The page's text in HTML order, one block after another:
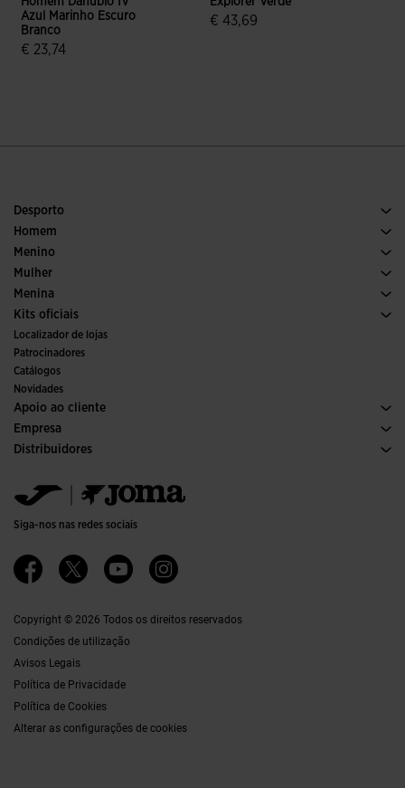
Azul Marinho Escuro
Branco
€ 23,74
€ 43,69
Desporto
Corrida
Futebol
Padel
Trail Running
Homem
Calcado Homem
Desporto
Menino
Ver todas as roupas para meninos
Mulher
Calcado Mulher
Desporto
Menina
Ver todas as roupas para meninas
Kits oficiais
Futebol
Interior
Comités e Federações
Edições Especiais
Localizador de lojas
Patrocinadores
Catálogos
Novidades
Apoio ao cliente
Condições de Compra
Transporte e entrega
Tabela de Tamanhos
Contactos
Empresa
Histórico
Canal ético
Qualidade e política ambiental
Trabalhar Connosco
Ethics Channel
Distribuidores
Jomanet
Área de Marketing
Contactos
Siga-nos nas redes sociais
Copyright © 2026 Todos os direitos reservados
Condições de utilização
Avisos Legais
Política de Privacidade
Política de Cookies
Alterar as configurações de cookies